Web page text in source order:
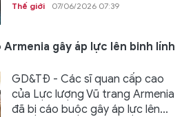
Thế giới 07/06/2026 07:39
gây áp lực lên binh lính
GD&TĐ - Các sĩ quan cấp cao
của Lực lượng Vũ trang Armenia
đã bị cáo buộc gây áp lực lên...